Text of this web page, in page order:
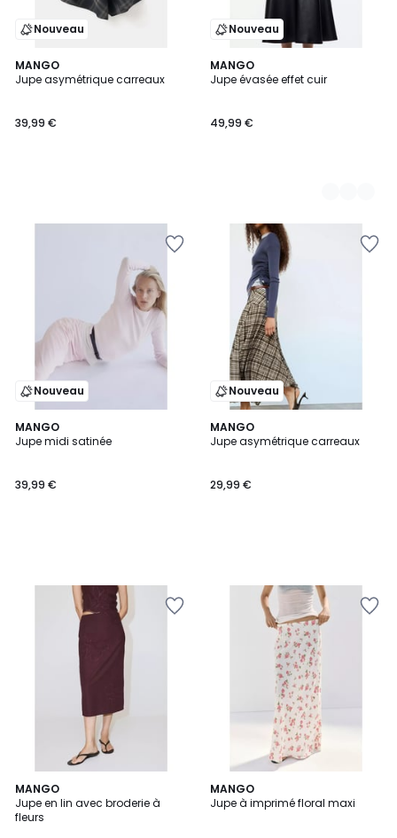
Nouveau
MANGO
Jupe asymétrique carreaux
39,99 €
Nouveau
MANGO
Jupe évasée effet cuir
49,99 €
2
Couleurs
Nouveau
MANGO
Jupe midi satinée
39,99 €
Nouveau
MANGO
Jupe asymétrique carreaux
29,99 €
MANGO
Jupe en lin avec broderie à
fleurs
MANGO
Jupe à imprimé floral maxi